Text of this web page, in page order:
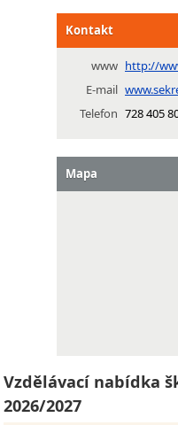
Kontakt
www http://
E-mail
Telefon 728 405
Mapa
Vzdělávací nabídka
2026/2027